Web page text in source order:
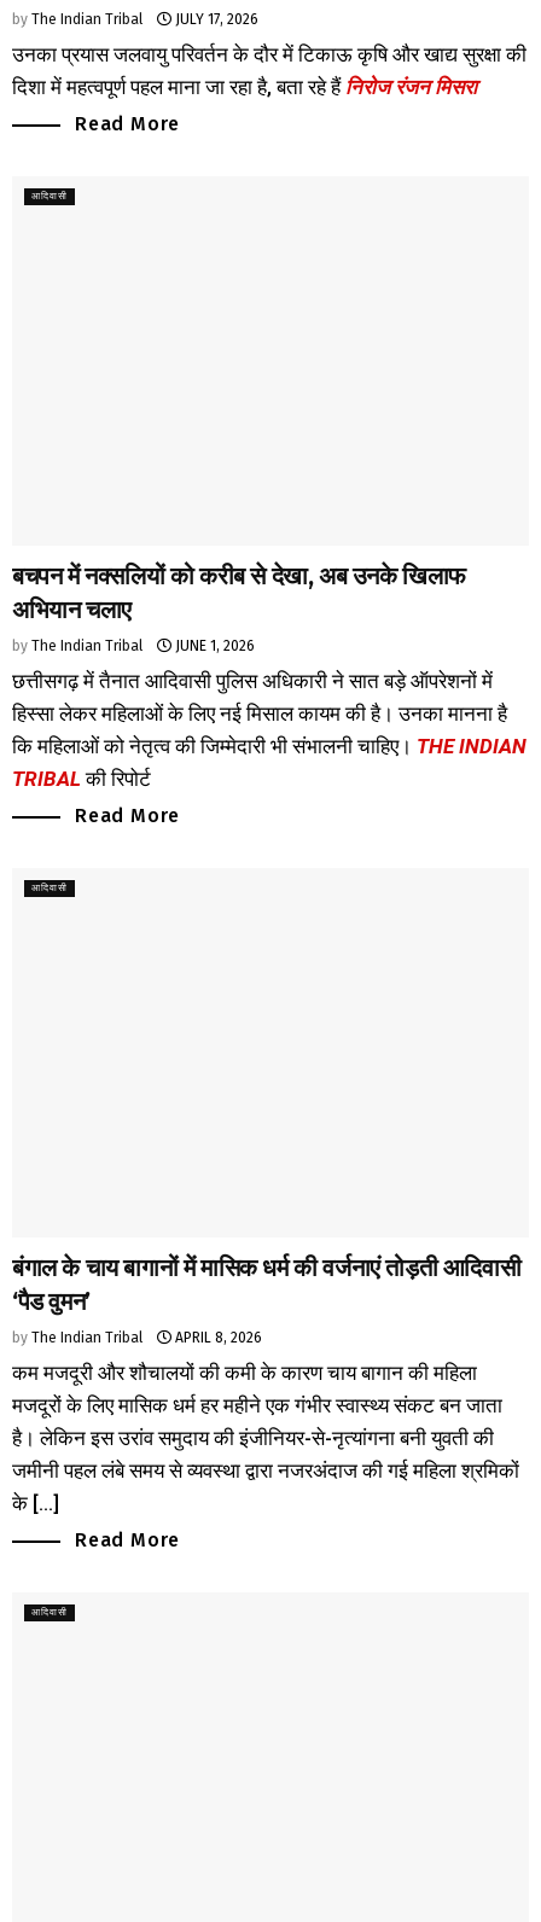
by The Indian Tribal JULY 17, 2026
उनका प्रयास जलवायु परिवर्तन के दौर में टिकाऊ कृषि और खाद्य सुरक्षा की
दिशा में महत्वपूर्ण पहल माना जा रहा है, बता रहे हैं निरोज रंजन मिसरा
Read More
आदिवासी
बचपन में नक्सलियों को करीब से देखा, अब उनके खिलाफ
अभियान चलाए
by The Indian Tribal JUNE 1, 2026
छत्तीसगढ़ में तैनात आदिवासी पुलिस अधिकारी ने सात बड़े ऑपरेशनों में
हिस्सा लेकर महिलाओं के लिए नई मिसाल कायम की है। उनका मानना है
कि महिलाओं को नेतृत्व की जिम्मेदारी भी संभालनी चाहिए। THE INDIAN
TRIBAL की रिपोर्ट
Read More
आदिवासी
बंगाल के चाय बागानों में मासिक धर्म की वर्जनाएं तोड़ती आदिवासी
‘पैड वुमन’
by The Indian Tribal APRIL 8, 2026
कम मजदूरी और शौचालयों की कमी के कारण चाय बागान की महिला
मजदूरों के लिए मासिक धर्म हर महीने एक गंभीर स्वास्थ्य संकट बन जाता
है। लेकिन इस उरांव समुदाय की इंजीनियर-से-नृत्यांगना बनी युवती की
जमीनी पहल लंबे समय से व्यवस्था द्वारा नजरअंदाज की गई महिला श्रमिकों
के [...]
Read More
आदिवासी